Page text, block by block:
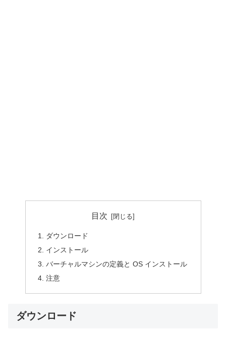
目次
ダウンロード
インストール
バーチャルマシンの定義と OS インストール
注意
ダウンロード